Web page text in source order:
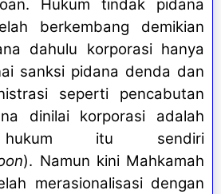
. Hukum tindak pidana
berkembang demikian
dahulu korporasi hanya
sanksi pidana denda dan
seperti pencabutan
dinilai korporasi adalah
itu sendiri
). Namun kini Mahkamah
merasionalisasi dengan